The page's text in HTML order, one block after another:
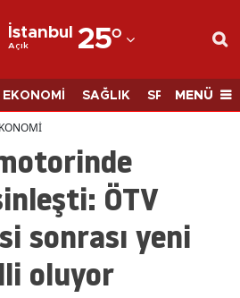
İstanbul
Açık 25°
Adana
Adıyaman
Afyonkarahisar
Ağrı
Amasya
Ankara
Antalya
EKONOMİ SAĞLIK SPORMENÜ
ÖTV
sonrası yeni
oluyor